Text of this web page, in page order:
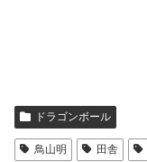
ドラゴンボール
鳥山明 田舎